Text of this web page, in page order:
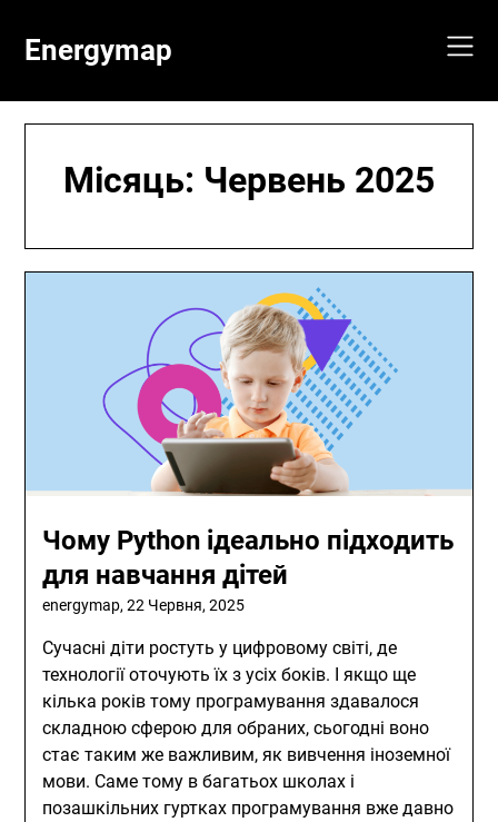
contentEnergymap
Місяць: Червень 2025
Чому Python ідеально підходить
для навчання дітей
energymap,22 Червня, 2025
Сучасні діти ростуть у цифровому світі, де
технології оточують їх з усіх боків. І якщо ще
кілька років тому програмування здавалося
складною сферою для обраних, сьогодні воно
стає таким же важливим, як вивчення іноземної
мови. Саме тому в багатьох школах і
позашкільних гуртках програмування вже давно